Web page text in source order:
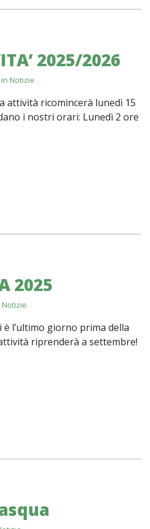
2025/2026
Notizie
attività ricomincerà lunedì 15
i nostri orari: Lunedì 2 ore
2025
Notizie
è l’ultimo giorno prima della
riprenderà a settembre!